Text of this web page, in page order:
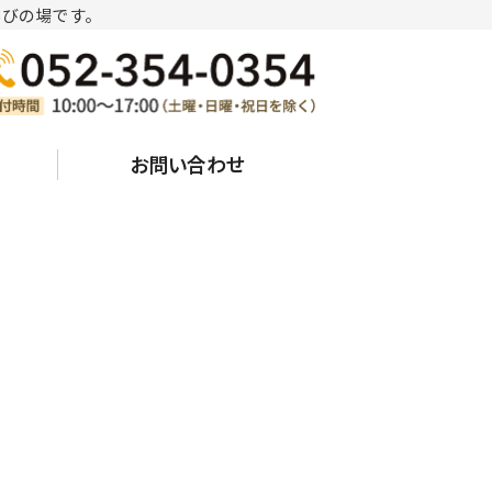
学園大学｜愛知県名古屋市中川区
の場です。
お問い合わせ